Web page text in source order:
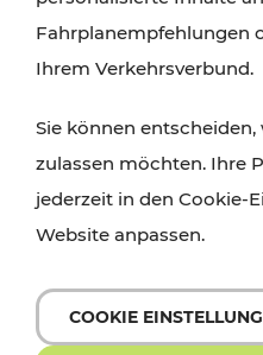
Fahrplanempfehlungen
Ihrem Verkehrsverbund.
Sie können
zulassen möchten. Ihre
jederzeit in den Cookie-
Website anpassen.
COOKIE